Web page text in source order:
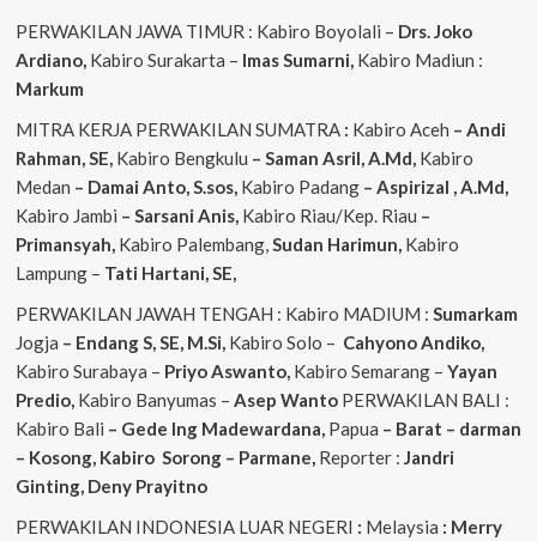
PERWAKILAN JAWA TIMUR : Kabiro Boyolali – Drs. Joko
Ardiano, Kabiro Surakarta – ImasSumarni, Kabiro Madiun :
Markum
MITRA KERJA PERWAKILAN SUMATRA : Kabiro Aceh – Andi
Rahman, SE, Kabiro Bengkulu – Saman Asril, A.Md, Kabiro
Medan – Damai Anto, S.sos, Kabiro Padang– Aspirizal , A.Md,
Kabiro Jambi – Sarsani Anis, Kabiro Riau/Kep. Riau –
Primansyah, Kabiro Palembang,Sudan Harimun, Kabiro
Lampung – Tati Hartani, SE,
PERWAKILAN JAWAH TENGAH : Kabiro MADIUM : Sumarkam
Jogja – Endang S, SE, M.Si, Kabiro Solo – CahyonoAndiko,
Kabiro Surabaya – PriyoAswanto, Kabiro Semarang – Yayan
Predio, Kabiro Banyumas – Asep WantoPERWAKILAN BALI :
Kabiro Bali – Gede Ing Madewardana, Papua – Barat – darman
– Kosong, Kabiro Sorong – Parmane, Reporter : Jandri
Ginting, Deny Prayitno
PERWAKILAN INDONESIA LUAR NEGERI : Melaysia : Merry